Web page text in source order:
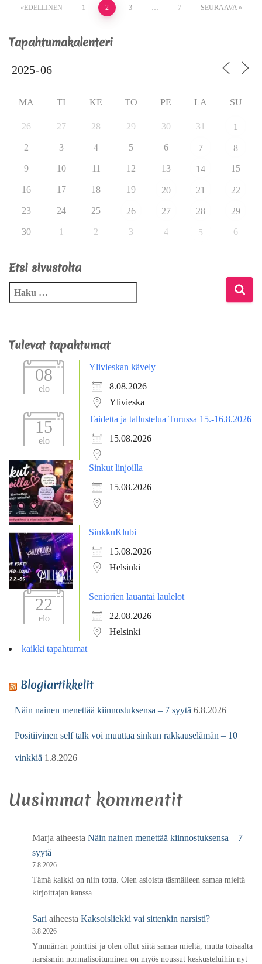
EDELLINEN 1 2 3 … 7 SEURAAVA
Tapahtumakalenteri
MA TI KE TO PE LA SU
26 27 28 29 30 31 1
2 3 4 5 6 7 8
9 10 11 12 13 14 15
16 17 18 19 20 21 22
23 24 25 26 27 28 29
30 1 2 3 4 5 6
Etsi sivustolta
Tulevat tapahtumat
08
elo
Ylivieskan kävely
8.08.2026
Ylivieska
15
elo
Taidetta ja tallustelua Turussa 15.-16.8.2026
15.08.2026
Sinkut linjoilla
15.08.2026
SinkkuKlubi
15.08.2026
Helsinki
22
elo
Seniorien lauantai laulelot
22.08.2026
Helsinki
kaikki tapahtumat
Blogiartikkelit
Näin nainen menettää kiinnostuksensa – 7 syytä 6.8.2026
Positiivinen self talk voi muuttaa sinkun rakkauselämän – 10
vinkkiä 1.8.2026
Uusimmat kommentit
Marja aiheesta Näin nainen menettää kiinnostuksensa – 7
syytä
7.8.2026
Tämä kaikki on niin totta. Olen asioista täsmälleen samaa mieltä
kirjoittajan kanssa.
Sari aiheesta Kaksoisliekki vai sittenkin narsisti?
3.8.2026
Ymmärrän pointtisi ja olen ollut siitä samaa mieltä, mutta toisaalta
narsismin normalisoituminen on myös noussut keskusteluihin nyt